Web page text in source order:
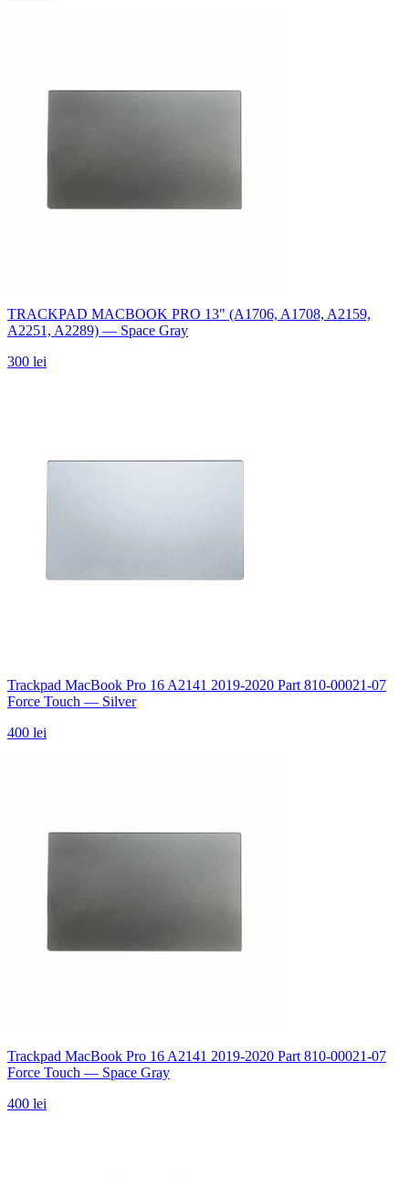
TRACKPAD MACBOOK PRO 13" (A1706, A1708, A2159,
A2251, A2289) — Space Gray
300 lei
Trackpad MacBook Pro 16 A2141 2019-2020 Part 810-00021-07
Force Touch — Silver
400 lei
Trackpad MacBook Pro 16 A2141 2019-2020 Part 810-00021-07
Force Touch — Space Gray
400 lei